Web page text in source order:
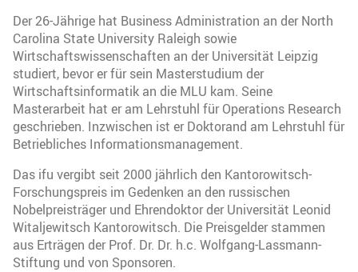
Der 26-Jährige hat Business Administration an der North
Carolina State University Raleigh sowie
Wirtschaftswissenschaften an der Universität Leipzig
studiert, bevor er für sein Masterstudium der
Wirtschaftsinformatik an die MLU kam. Seine
Masterarbeit hat er am Lehrstuhl für Operations Research
geschrieben. Inzwischen ist er Doktorand am Lehrstuhl für
Betriebliches Informationsmanagement.
Das ifu vergibt seit 2000 jährlich den Kantorowitsch-
Forschungspreis im Gedenken an den russischen
Nobelpreisträger und Ehrendoktor der Universität Leonid
Witaljewitsch Kantorowitsch. Die Preisgelder stammen
aus Erträgen der Prof. Dr. Dr. h.c. Wolfgang-Lassmann-
Stiftung und von Sponsoren.